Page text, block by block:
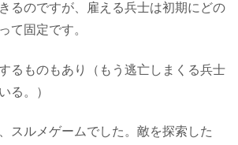
るのですが、雇える兵士は初期にどの
て固定です。
るものもあり（もう逃亡しまくる兵士
る。）
スルメゲームでした。敵を探索した